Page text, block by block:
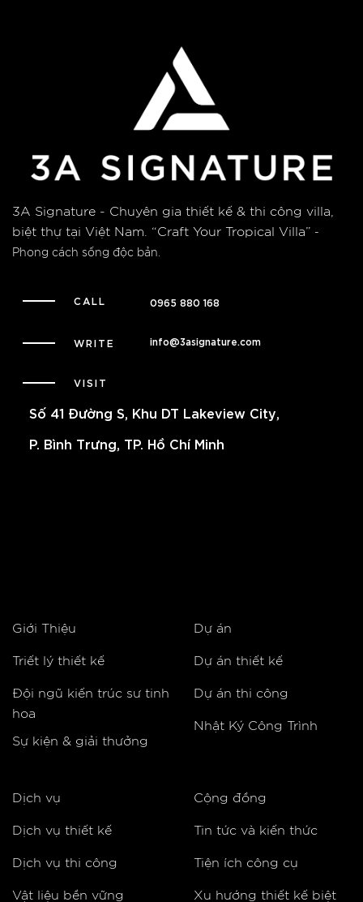
3A Signature - Chuyên gia thiết kế & thi công villa,
biệt thự tại Việt Nam. “Craft Your Tropical Villa” -
Phong cách sống độc bản.
CALL 0965 880 168
WRITE info@3asignature.com
VISIT
Số 41 Đường S, Khu DT Lakeview City,
P. Bình Trưng, TP. Hồ Chí Minh
Giới Thiệu
Triết lý thiết kế
Đội ngũ kiến trúc sư tinh
hoa
Sự kiện & giải thưởng
Dự án
Dự án thiết kế
Dự án thi công
Nhật Ký Công Trình
Dịch vụ
Dịch vụ thiết kế
Dịch vụ thi công
Vật liệu bền vững
Cộng đồng
Tin tức và kiến thức
Tiện ích công cụ
Xu hướng thiết kế biệt